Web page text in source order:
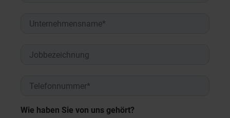
Wie haben Sie von uns gehört?